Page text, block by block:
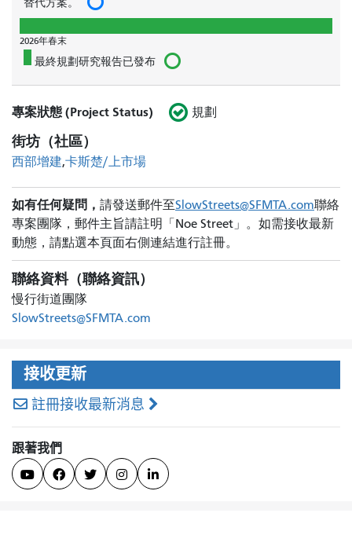
替代方案。
2026年春末
最終規劃研究報告已發布
專案狀態 (Project Status) 規劃
街坊（社區）
西部增建 卡斯楚/上市場
如有任何疑問， 請發送郵件至SlowStreets@SFMTA.com聯絡
專案團隊，郵件主旨請註明「Noe Street」。如需接收最新
動態，請點選本頁面右側連結進行註冊。
聯絡資料（聯絡資訊）
慢行街道團隊
SlowStreets@SFMTA.com
接收更新
註冊接收最新消息
跟著我們
    